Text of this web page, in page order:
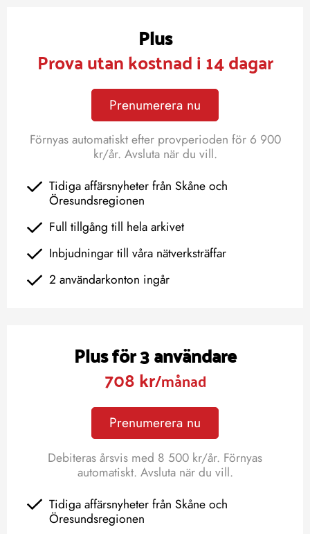
Plus
Prova utan kostnad i 14 dagar
Prenumerera nu
Förnyas automatiskt efter provperioden för 6 900
kr/år. Avsluta när du vill.
Tidiga affärsnyheter från Skåne och
Öresundsregionen
Full tillgång till hela arkivet
Inbjudningar till våra nätverksträffar
2 användarkonton ingår
Plus för 3 användare
708 kr/månad
Prenumerera nu
Debiteras årsvis med 8 500 kr/år. Förnyas
automatiskt. Avsluta när du vill.
Tidiga affärsnyheter från Skåne och
Öresundsregionen